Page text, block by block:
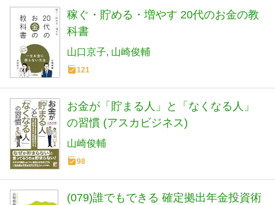
稼ぐ・貯める・増やす 20代のお金の教
科書
山口京子 山崎俊輔
121
お金が「貯まる人」と「なくなる人」
の習慣 (アスカビジネス)
山崎俊輔
98
(079)誰でもできる 確定拠出年金投資術